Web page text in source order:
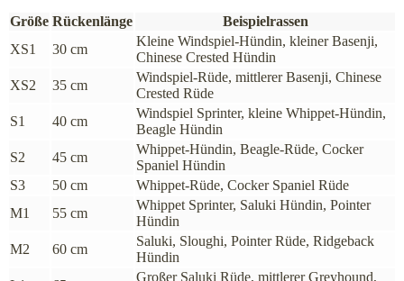
Größe Rückenlänge
Beispielrassen
XS1
30 cm
Kleine Windspiel-Hündin, kleiner Basenji,
Chinese Crested Hündin
XS2
35 cm
Windspiel-Rüde, mittlerer Basenji, Chinese
Crested Rüde
S1
40 cm
Windspiel Sprinter, kleine Whippet-Hündin,
Beagle Hündin
S2
45 cm
Whippet-Hündin, Beagle-Rüde, Cocker
Spaniel Hündin
S3
50 cm
Whippet-Rüde, Cocker Spaniel Rüde
M1
55 cm
Whippet Sprinter, Saluki Hündin, Pointer
Hündin
M2
60 cm
Saluki, Sloughi, Pointer Rüde, Ridgeback
Hündin
Großer Saluki Rüde, mittlerer Greyhound,